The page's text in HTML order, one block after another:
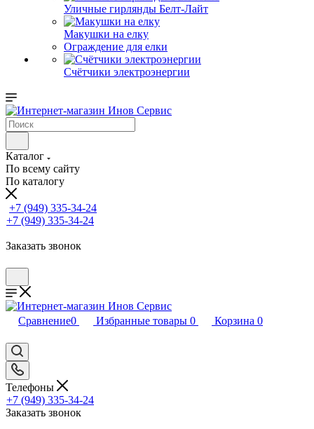
Уличные гирлянды Белт-Лайт
Макушки на елку
Ограждение для елки
Счётчики электроэнергии
Каталог
По всему сайту
По каталогу
+7 (949) 335-34-24
+7 (949) 335-34-24
Заказать звонок
Сравнение0 Избранные товары 0 Корзина 0
Телефоны
+7 (949) 335-34-24
Заказать звонок